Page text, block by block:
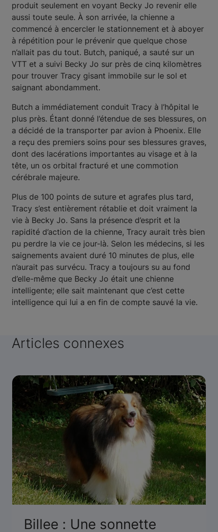
produit seulement en voyant Becky Jo revenir elle
aussi toute seule. À son arrivée, la chienne a
commencé à encercler le stationnement et à aboyer
à répétition pour le prévenir que quelque chose
n’allait pas du tout. Butch, paniqué, a sauté sur un
VTT et a suivi Becky Jo sur près de cinq kilomètres
pour trouver Tracy gisant immobile sur le sol et
saignant abondamment.
Butch a immédiatement conduit Tracy à l’hôpital le
plus près. Étant donné l’étendue de ses blessures, on
a décidé de la transporter par avion à Phoenix. Elle
a reçu des premiers soins pour ses blessures graves,
dont des lacérations importantes au visage et à la
tête, un os orbital fracturé et une commotion
cérébrale majeure.
Plus de 100 points de suture et agrafes plus tard,
Tracy s’est entièrement rétablie et doit vraiment la
vie à Becky Jo. Sans la présence d’esprit et la
rapidité d’action de la chienne, Tracy aurait très bien
pu perdre la vie ce jour-là. Selon les médecins, si les
saignements avaient duré 10 minutes de plus, elle
n’aurait pas survécu. Tracy a toujours su au fond
d’elle-même que Becky Jo était une chienne
intelligente; elle sait maintenant que c’est cette
intelligence qui lui a en fin de compte sauvé la vie.
Articles connexes
Billee : Une sonnette